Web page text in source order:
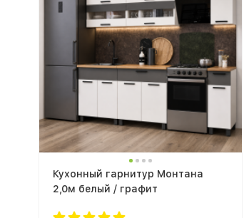
Кухонный гарнитур Монтана
2,0м белый / графит